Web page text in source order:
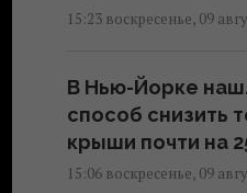
15:23 воскресенье, 09
В Нью-Йорке
способ снизить
крыши почти на
15:06 воскресенье, 09